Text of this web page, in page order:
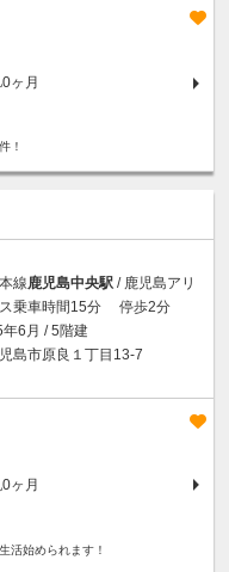
0ヶ月
！
線鹿児島中央駅 / 鹿児島アリ
乗車時間15分 停歩2分
6月 / 5階建
島市原良１丁目13-7
0ヶ月
活始められます！